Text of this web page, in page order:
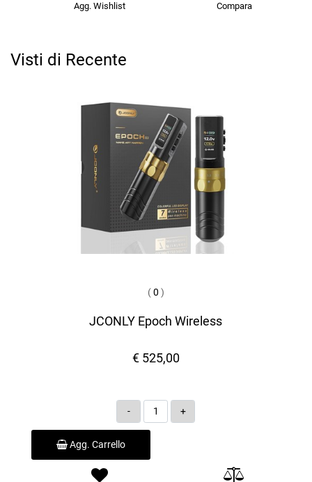
Agg. Wishlist Compara
Visti di Recente
(0 )
JCONLY Epoch Wireless
€ 525,00
Quantità
Agg. Carrello